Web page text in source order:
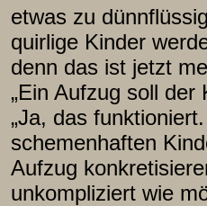
etwas zu
quirlige Kinder
denn das ist jetzt
„Ein Aufzug soll der
„Ja, das
schemenhaften
Aufzug
unkompliziert wie